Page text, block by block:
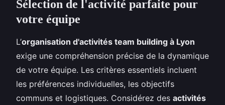
Sélection de l'activité parfaite pour
votre équipe
L’organisation d'activités team building à Lyon
exige une compréhension précise de la dynamique
de votre équipe. Les critères essentiels incluent
les préférences individuelles, les objectifs
communs et logistiques. Considérez des activités